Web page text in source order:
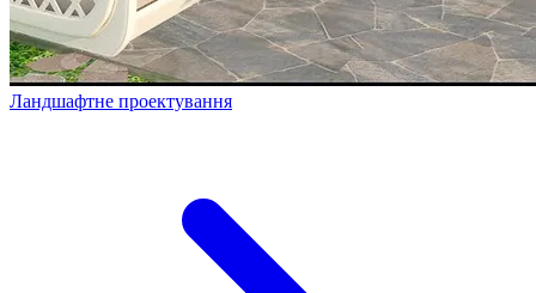
Ландшафтне проектування